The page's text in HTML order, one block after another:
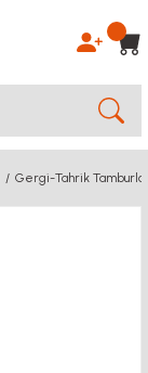
Gergi-Tahrik